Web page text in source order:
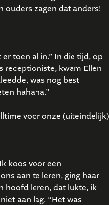
ouders zagen dat anders!
toen al in.” In die tijd, op
receptioniste, kwam Ellen
was nog best
hahaha.”
voor onze (uiteindelijk)
koos voor een
aan te leren, ging haar
hoofd leren, dat lukte, ik
aan lag. “Het was